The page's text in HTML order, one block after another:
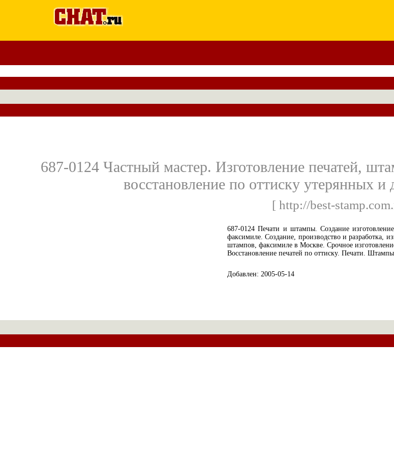
687-0124 Частный мастер. Изготовление печатей,
восстановление по оттиску утерянных
[ http://best-
687-0124 Печати и штампы. Создание
факсимиле. Создание, производство и разработка,
штампов, факсимиле в Москве. Срочное
Восстановление печатей по оттиску. Печати. Штампы
Добавлен: 2005-05-14